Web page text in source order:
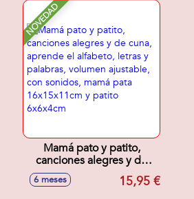
NOVEDAD
Mamá pato y patito,
canciones alegres y de
cuna, aprende el alfabeto,
letras y palabras, volumen
6 meses 15,95 €